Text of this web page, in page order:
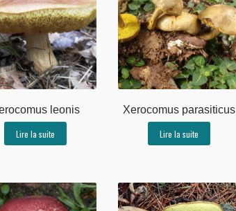
leonis
Lire la suite
Xerocomus parasiticus
Lire la suite